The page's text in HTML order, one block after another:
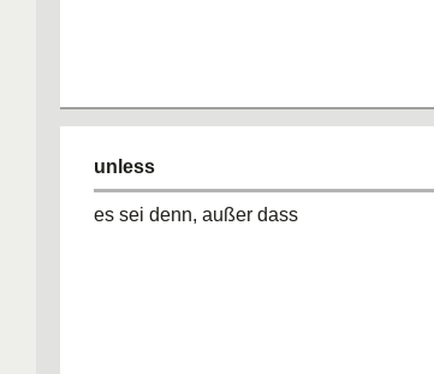
unless
es sei denn, außer dass